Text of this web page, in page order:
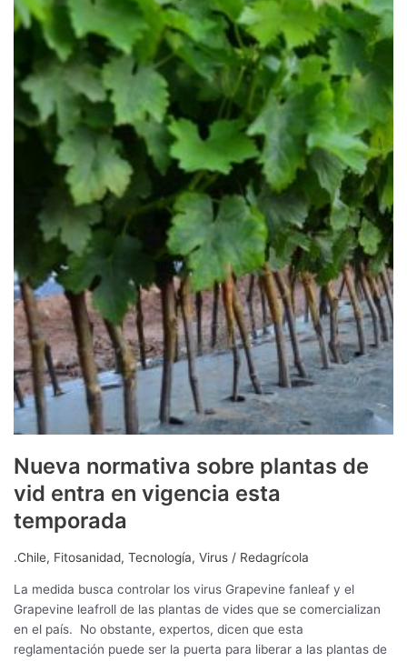
Nueva normativa sobre plantas de
vid entra en vigencia esta
temporada
.Chile, Fitosanidad, Tecnología, Virus / Redagrícola
La medida busca controlar los virus Grapevine fanleaf y el
Grapevine leafroll de las plantas de vides que se comercializan
en el país. No obstante, expertos, dicen que esta
reglamentación puede ser la puerta para liberar a las plantas de